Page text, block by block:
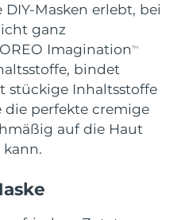
Masken erlebt, bei
ganz
ImaginationTM
bindet
stückige Inhaltsstoffe
die perfekte cremige
auf die Haut
8/9/26
Erwartete Lieferung 8/17/26
Erwartete Lieferung8/11/26
Erwartete Lieferung8/9/26